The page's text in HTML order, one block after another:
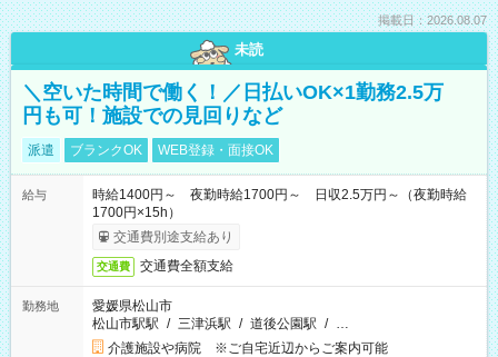
掲載日：2026.08.07
未読
＼空いた時間で働く！／日払いOK×1勤務2.5万
円も可！施設での見回りなど
派遣 ブランクOK WEB登録・面接OK
給与
時給1400円～ 夜勤時給1700円～ 日収2.5万円～（夜勤時給
1700円×15h）
交通費別途支給あり
交通費 交通費全額支給
勤務地
愛媛県松山市
松山市駅駅 / 三津浜駅 / 道後公園駅 / …
介護施設や病院 ※ご自宅近辺からご案内可能